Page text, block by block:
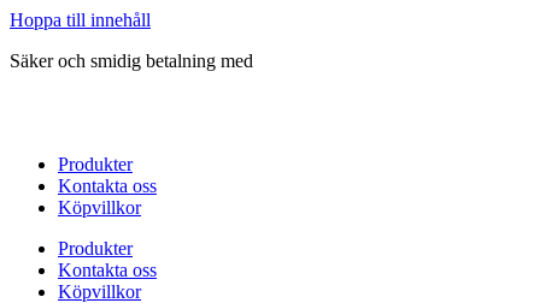
Hoppa till innehåll
Säker och smidig betalning med
Produkter
Kontakta oss
Köpvillkor
Produkter
Kontakta oss
Köpvillkor